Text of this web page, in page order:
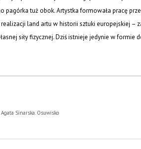
pagórka tuż obok. Artystka formowała pracę
land artu w historii sztuki europejskiej –
siły fizycznej. Dziś istnieje jedynie w formie
Sinarska. Osuwisko